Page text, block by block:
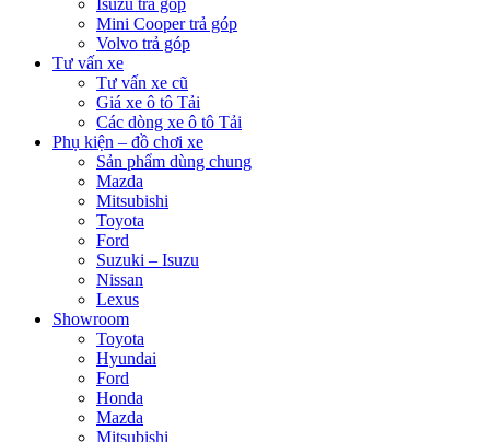
Isuzu trả góp
Mini Cooper trả góp
Volvo trả góp
Tư vấn xe
Tư vấn xe cũ
Giá xe ô tô Tải
Các dòng xe ô tô Tải
Phụ kiện – đồ chơi xe
Sản phẩm dùng chung
Mazda
Mitsubishi
Toyota
Ford
Suzuki – Isuzu
Nissan
Lexus
Showroom
Toyota
Hyundai
Ford
Honda
Mazda
Mitsubishi